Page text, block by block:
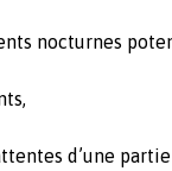
nocturnes
d’une